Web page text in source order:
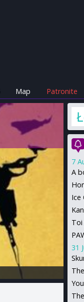
Map Patronite
7
A
Ice
Toi
31